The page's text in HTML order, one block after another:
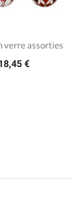
verre assorties
€